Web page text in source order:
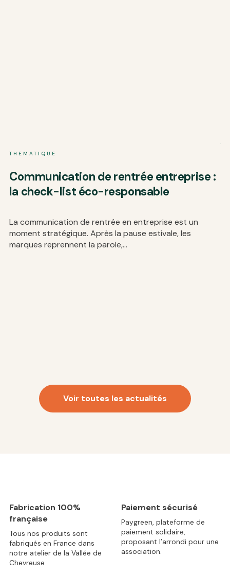
THEMATIQUE
Communication de rentrée entreprise :
la check-list éco-responsable
La communication de rentrée en entreprise est un
moment stratégique. Après la pause estivale, les
marques reprennent la parole,...
Voir toutes les actualités
Fabrication 100%
française
Tous nos produits sont
fabriqués en France dans
notre atelier de la Vallée de
Chevreuse
Paiement sécurisé
Paygreen, plateforme de
paiement solidaire,
proposant l’arrondi pour une
association.